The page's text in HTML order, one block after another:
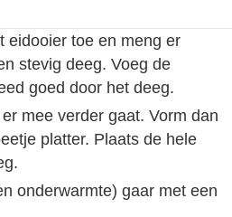
eidooier toe en meng er
stevig deeg. Voeg de
goed door het deeg.
mee verder gaat. Vorm dan
platter. Plaats de hele
onderwarmte) gaar met een